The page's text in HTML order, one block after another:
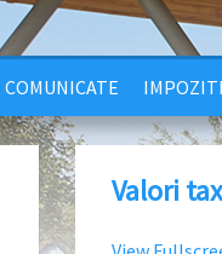
COMUNICATE
Valori